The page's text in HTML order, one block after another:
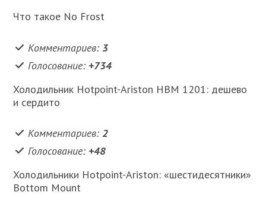
Что такое No Frost
Комментариев: 3
Голосование: +734
Холодильник Hotpoint-Ariston HBM 1201: дешево
и сердито
Комментариев:2
Голосование: +48
Холодильники Hotpoint-Ariston: «шестидесятники»
Bottom Mount